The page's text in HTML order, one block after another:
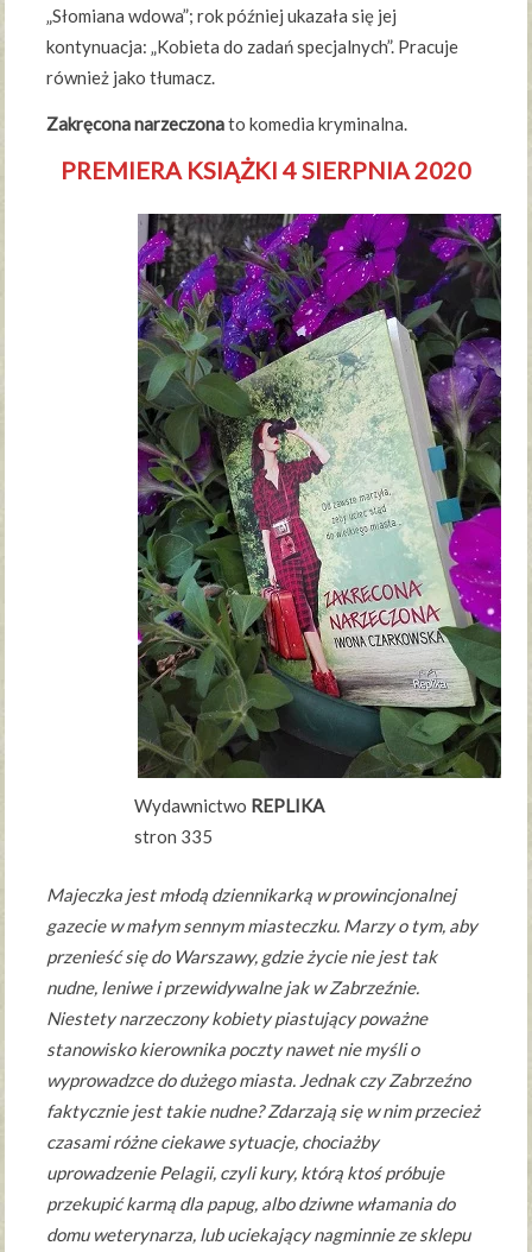
„Słomiana wdowa”; rok później ukazała się jej
kontynuacja: „Kobieta do zadań specjalnych”. Pracuje
również jako tłumacz.
Zakręcona narzeczonato komedia kryminalna.
PREMIERA KSIĄŻKI 4 SIERPNIA 2020
Wydawnictwo REPLIKA
stron 335
Majeczka jest młodą dziennikarką w prowincjonalnej
gazecie w małym sennym miasteczku. Marzy o tym, aby
przenieść się do Warszawy, gdzie życie nie jest tak
nudne, leniwe i przewidywalne jak w Zabrzeźnie.
Niestety narzeczony kobiety piastujący poważne
stanowisko kierownika poczty nawet nie myśli o
wyprowadzce do dużego miasta. Jednak czy Zabrzeźno
faktycznie jest takie nudne? Zdarzają się w nim przecież
czasami różne ciekawe sytuacje, chociażby
uprowadzenie Pelagii, czyli kury, którą ktoś próbuje
przekupić karmą dla papug, albo dziwne włamania do
domu weterynarza, lub uciekający nagminnie ze sklepu